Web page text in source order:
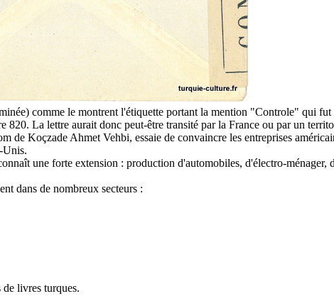
comme le montrent l'étiquette portant la mention "Controle" qui
La lettre aurait donc peut-être transité par la France ou par un
Koçzade Ahmet Vehbi, essaie de convaincre les entreprises
Unis.
une forte extension : production d'automobiles, d'électro-ménager,
dans de nombreux secteurs :
livres turques.